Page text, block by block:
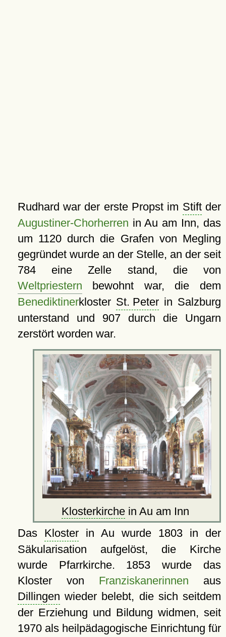
Rudhard war der erste Propst im Stiftder
Augustiner-Chorherren in Au am Inn, das
um 1120 durch die Grafen von Megling
gegründet wurde an der Stelle, an der seit
784 eine Zelle stand, die von
Weltpriestern bewohnt war, die dem
Benediktinerkloster St. Peterin Salzburg
unterstand und 907 durch die Ungarn
zerstört worden war.
Klosterkirche in Au am Inn
Das Klosterin Au wurde 1803 in der
Säkularisation aufgelöst, die Kirche
wurde Pfarrkirche. 1853 wurde das
Kloster von Franziskanerinnen aus
Dillingen wieder belebt, die sich seitdem
der Erziehung und Bildung widmen, seit
1970 als heilpädagogische Einrichtung für